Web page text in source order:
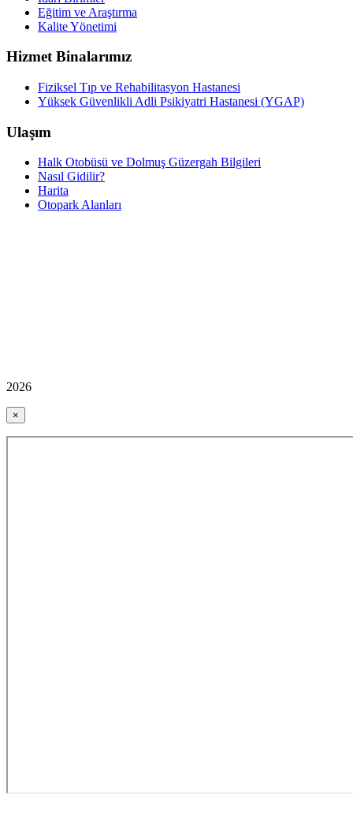
Eğitim ve Araştırma
Kalite Yönetimi
Hizmet Binalarımız
Fiziksel Tıp ve Rehabilitasyon Hastanesi
Yüksek Güvenlikli Adli Psikiyatri Hastanesi (YGAP)
Ulaşım
Halk Otobüsü ve Dolmuş Güzergah Bilgileri
Nasıl Gidilir?
Harita
Otopark Alanları
2026
×